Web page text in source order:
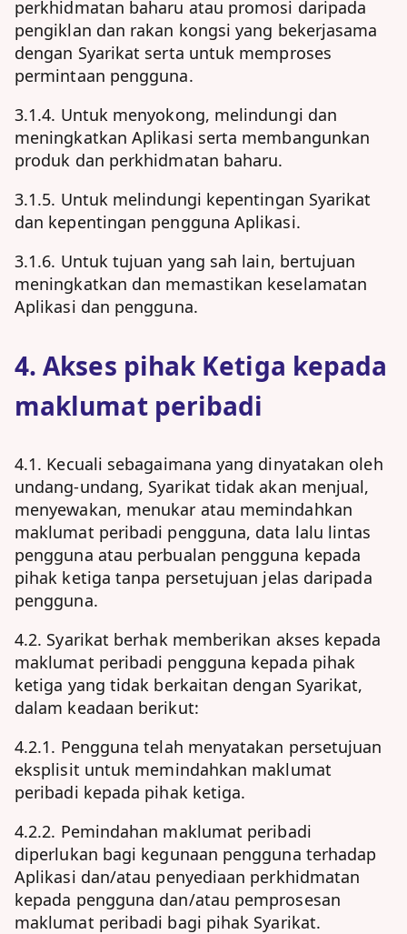
perkhidmatan baharu atau promosi daripada
pengiklan dan rakan kongsi yang bekerjasama
dengan Syarikat serta untuk memproses
permintaan pengguna.
3.1.4. Untuk menyokong, melindungi dan
meningkatkan Aplikasi serta membangunkan
produk dan perkhidmatan baharu.
3.1.5. Untuk melindungi kepentingan Syarikat
dan kepentingan pengguna Aplikasi.
3.1.6. Untuk tujuan yang sah lain, bertujuan
meningkatkan dan memastikan keselamatan
Aplikasi dan pengguna.
4. Akses pihak Ketiga kepada
maklumat peribadi
4.1. Kecuali sebagaimana yang dinyatakan oleh
undang-undang, Syarikat tidak akan menjual,
menyewakan, menukar atau memindahkan
maklumat peribadi pengguna, data lalu lintas
pengguna atau perbualan pengguna kepada
pihak ketiga tanpa persetujuan jelas daripada
pengguna.
4.2. Syarikat berhak memberikan akses kepada
maklumat peribadi pengguna kepada pihak
ketiga yang tidak berkaitan dengan Syarikat,
dalam keadaan berikut:
4.2.1. Pengguna telah menyatakan persetujuan
eksplisit untuk memindahkan maklumat
peribadi kepada pihak ketiga.
4.2.2. Pemindahan maklumat peribadi
diperlukan bagi kegunaan pengguna terhadap
Aplikasi dan/atau penyediaan perkhidmatan
kepada pengguna dan/atau pemprosesan
maklumat peribadi bagi pihak Syarikat.